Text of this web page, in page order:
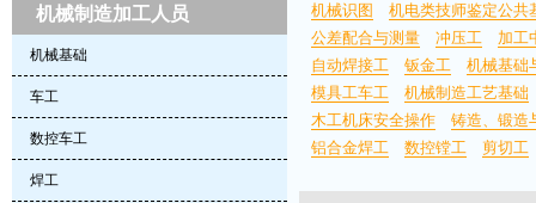
机械制造加工人员
机械基础
车工
数控车工
焊工
机械识图
机电类技师鉴定公共
公差配合与测量
冲压工
加工
自动焊接工
钣金工
机械基础
模具工车工
机械制造工艺基础
木工机床安全操作
铸造、锻造
铝合金焊工
数控镗工 剪切工